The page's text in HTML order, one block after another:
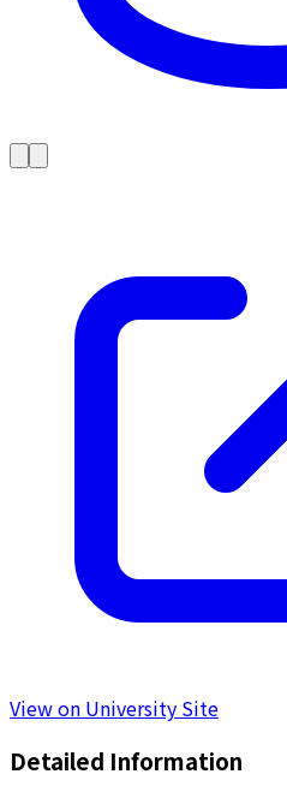
View on University Site
Detailed Information